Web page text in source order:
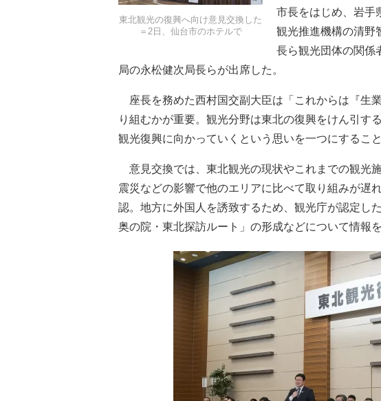
東北観光の復興へ向け意見交換した
＝2日、仙台市のホテルで
市長をはじめ、岩手
観光推進機構の清野
長ら観光団体の関係
局の永松健次局長らが出席した。
座長を務めた西村国交副大臣は「これからは『生
り組むかが重要。観光分野は東北の復興をけん引す
観光復興に向かっていくという思いを一つにするこ
意見交換では、東北観光の現状やこれまでの観光
震災などの影響で他のエリアに比べて取り組みが遅
認。地方に外国人を誘致するため、観光庁が認定し
奥の院・東北探訪ルート」の形成などについて情報を